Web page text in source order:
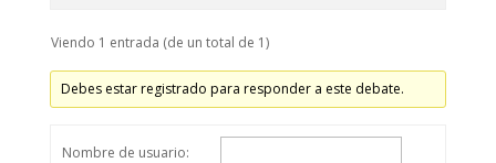
Viendo 1 entrada (de un total de 1)
Debes estar registrado para responder a este debate.
Nombre de usuario: